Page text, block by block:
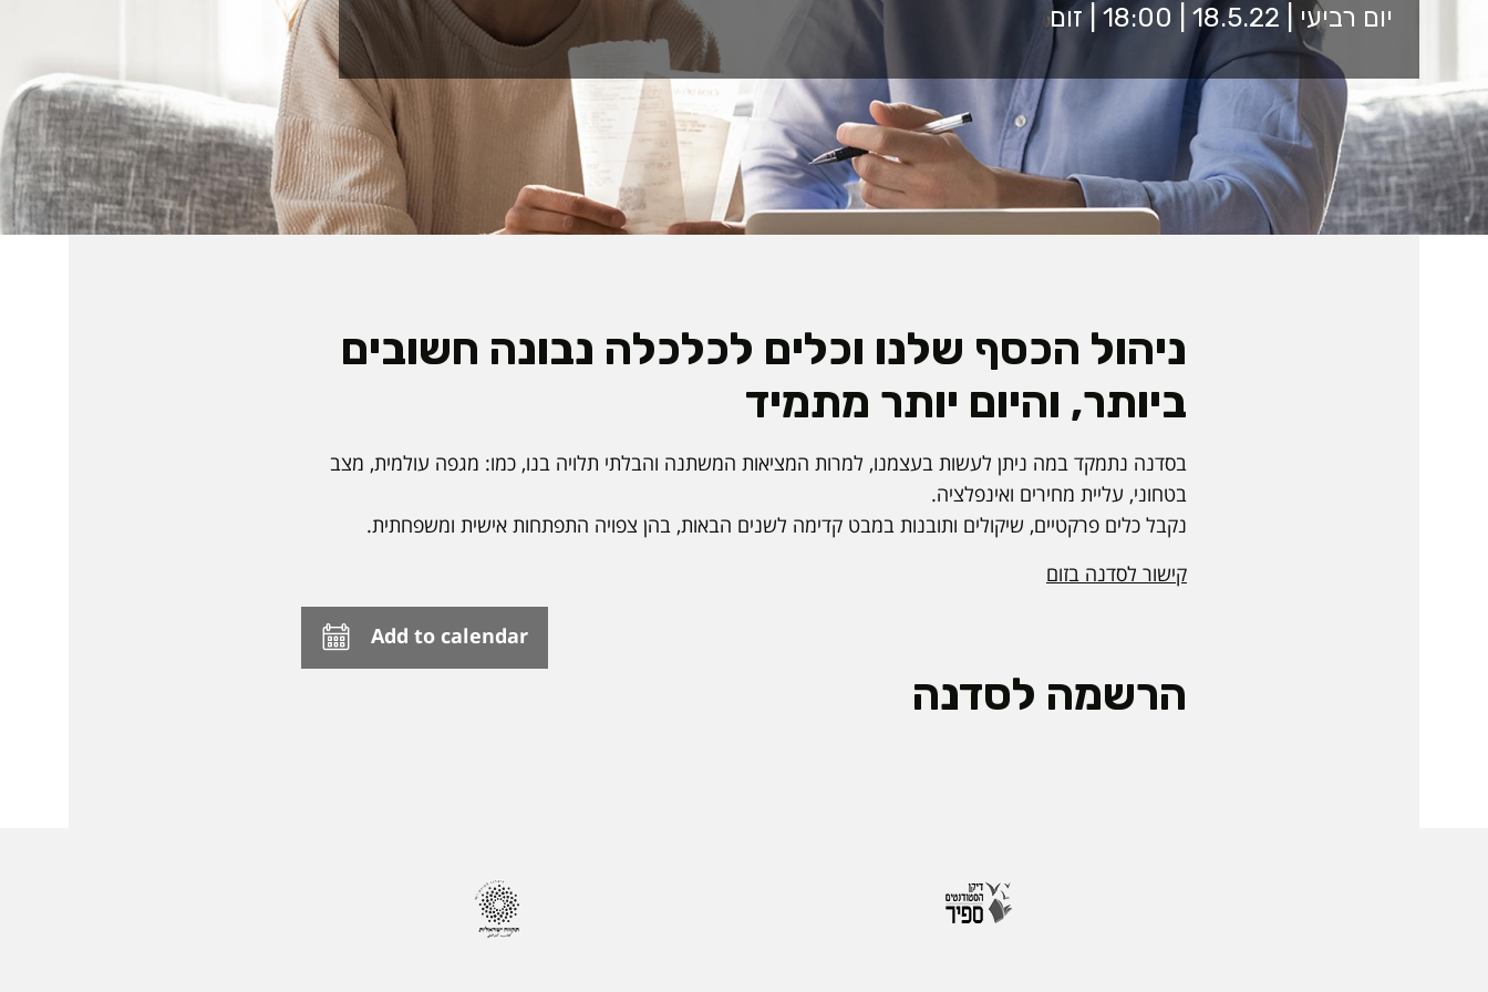
יום רביעי | 18.5.22 | 18:00 | זום
ניהול הכסף שלנו וכלים לכלכלה נבונה חשובים
ביותר, והיום יותר מתמיד
בסדנה נתמקד במה ניתן לעשות בעצמנו, למרות המציאות המשתנה והבלתי תלויה בנו, כמו: מגפה עולמית, מצב
בטחוני, עליית מחירים ואינפלציה.
נקבל כלים פרקטיים, שיקולים ותובנות במבט קדימה לשנים הבאות, בהן צפויה התפתחות אישית ומשפחתית.
קישור לסדנה בזום
Add to calendar
הרשמה לסדנה